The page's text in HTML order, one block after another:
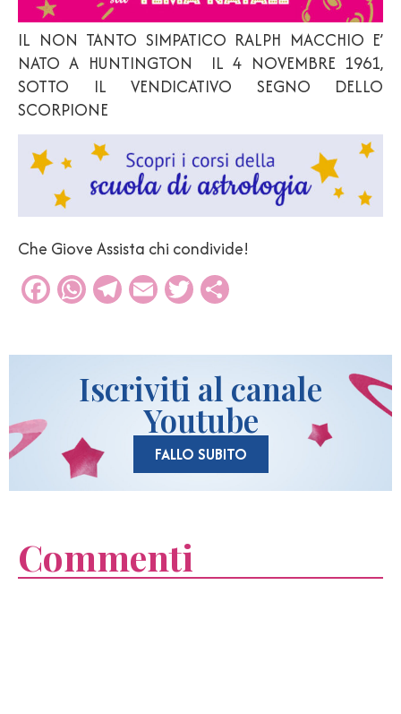
IL NON TANTO SIMPATICO RALPH MACCHIO E’
NATO A HUNTINGTON IL 4 NOVEMBRE 1961,
SOTTO IL VENDICATIVO SEGNO DELLO
SCORPIONE
Che Giove Assista chi condivide!
Facebook
WhatsApp
Telegram
EmailTwitter
Iscriviti al canale
Youtube
FALLO SUBITO
Commenti